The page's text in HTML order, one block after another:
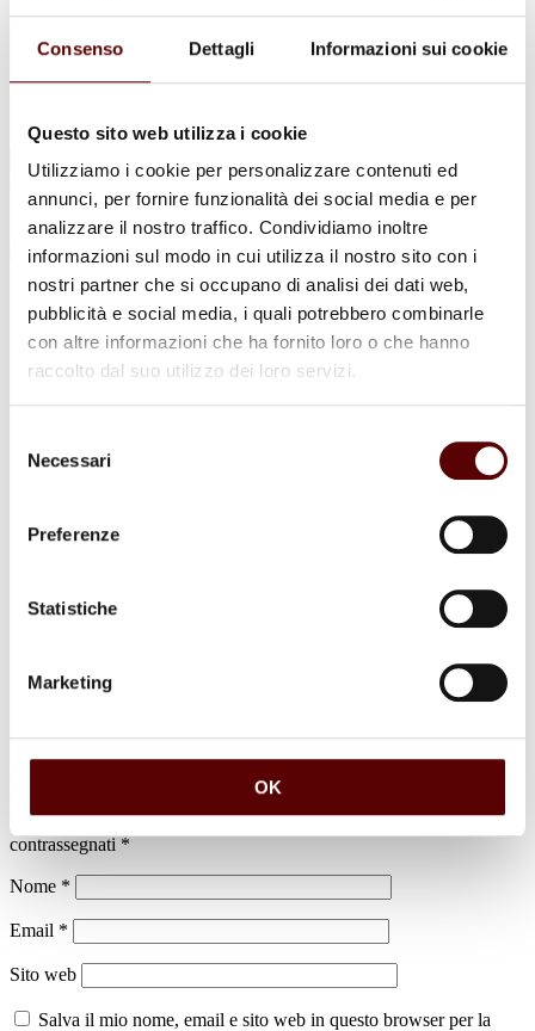
Consenso Dettagli Informazioni sui cookie
Questo sito web utilizza i cookie
Utilizziamo i cookie per personalizzare contenuti ed
annunci, per fornire funzionalità dei social media e per
analizzare il nostro traffico. Condividiamo inoltre
informazioni sul modo in cui utilizza il nostro sito con i
nostri partner che si occupano di analisi dei dati web,
pubblicità e social media, i quali potrebbero combinarle
con altre informazioni che ha fornito loro o che hanno
raccolto dal suo utilizzo dei loro servizi.
delNecessari
Preferenze
Statistiche
Marketing
OK
Necrologi
per:
Carla Resca
in Bertelli
2 Aprile 1944 - 19 Novembre 2022
Cimitero di Cento
Il tuo indirizzo email non sarà pubblicato. I campi obbligatori sono
contrassegnati *
Nome *
Email *
Sito web
Salva il mio nome, email e sito web in questo browser per la